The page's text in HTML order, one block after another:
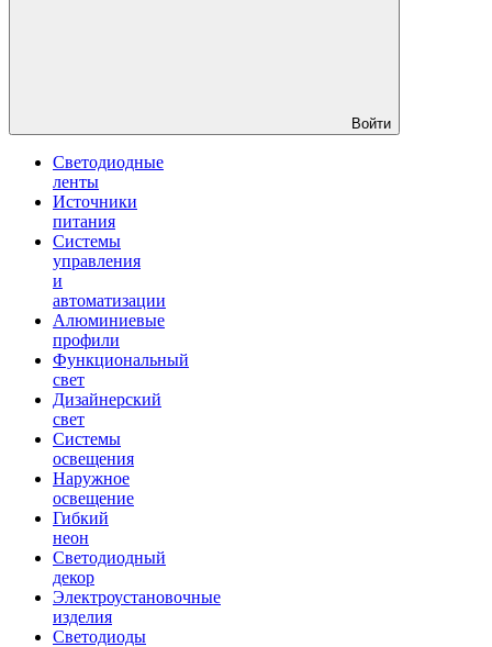
Войти
Светодиодные
ленты
Источники
питания
Системы
управления
и
автоматизации
Алюминиевые
профили
Функциональный
свет
Дизайнерский
свет
Системы
освещения
Наружное
освещение
Гибкий
неон
Светодиодный
декор
Электроустановочные
изделия
Светодиоды